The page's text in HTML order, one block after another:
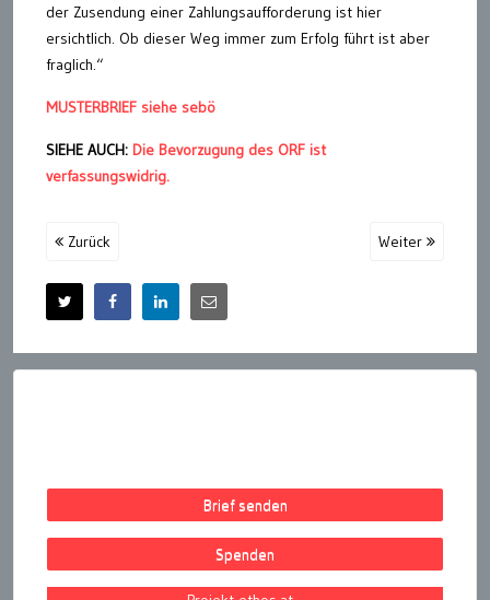
der Zusendung einer Zahlungsaufforderung ist hier
ersichtlich. Ob dieser Weg immer zum Erfolg führt ist aber
fraglich.“
MUSTERBRIEF siehe sebö
SIEHE AUCH: Die Bevorzugung des ORF ist
verfassungswidrig.
Zurück Weiter
Brief senden
Spenden